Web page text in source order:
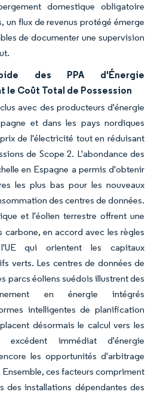
domestique obligatoire
un flux de revenus protégé émerge
de documenter une supervision
des PPA d'Énergie
le Coût Total de Possession
avec des producteurs d'énergie
et dans les pays nordiques
de l'électricité tout en réduisant
de Scope 2. L'abondance des
en Espagne a permis d'obtenir
les plus bas pour les nouveaux
des centres de données.
et l'éolien terrestre offrent une
carbone, en accord avec les règles
qui orientent les capitaux
verts. Les centres de données de
parcs éoliens suédois illustrent des
en énergie intégrés
intelligentes de planification
désormais le calcul vers les
excédent immédiat d'énergie
les opportunités d'arbitrage
ces facteurs compriment
des installations dépendantes des